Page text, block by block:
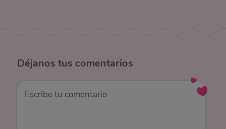
Déjanos tus comentarios